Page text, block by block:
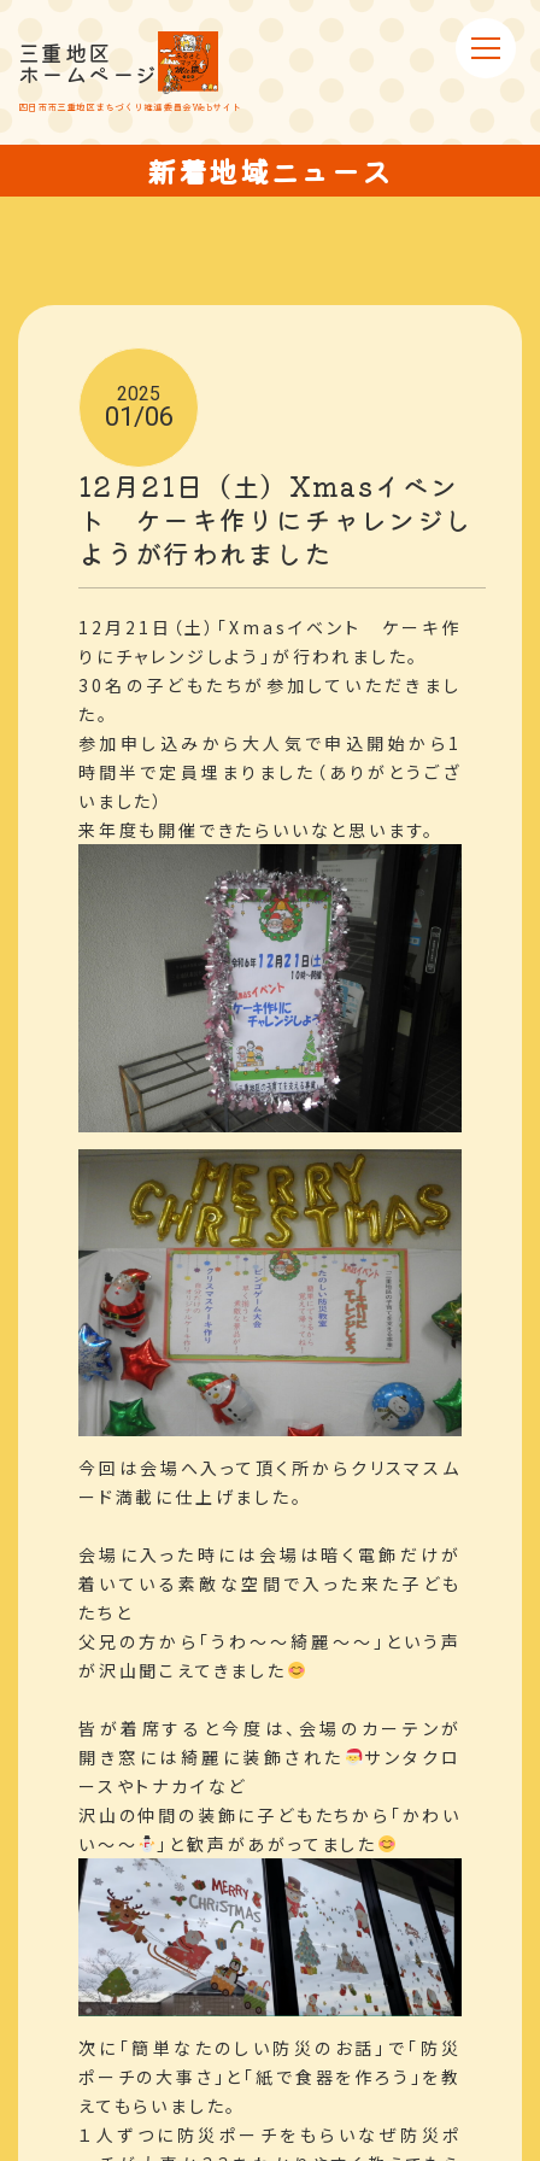
三重地区
ホームページ
四日市市三重地区まちづくり推進委員会Webサイト
新着地域ニュース
2025
01/06
12月21日（土）Xmasイベン
ト ケーキ作りにチャレンジし
ようが行われました
12月21日（土）「Xmasイベント ケーキ作
りにチャレンジしよう」が行われました。
30名の子どもたちが参加していただきまし
た。
参加申し込みから大人気で申込開始から1
時間半で定員埋まりました（ありがとうござ
いました）
来年度も開催できたらいいなと思います。
今回は会場へ入って頂く所からクリスマスム
ード満載に仕上げました。
会場に入った時には会場は暗く電飾だけが
着いている素敵な空間で入った来た子ども
たちと
父兄の方から「うわ～～綺麗～～」という声
が沢山聞こえてきました
皆が着席すると今度は、会場のカーテンが
開き窓には綺麗に装飾された
サンタクロ
ースやトナカイなど
沢山の仲間の装飾に子どもたちから「かわい
い～～
」と歓声があがってました
次に「簡単なたのしい防災のお話」で「防災
ポーチの大事さ」と「紙で食器を作ろう」を教
えてもらいました。
１人ずつに防災ポーチをもらいなぜ防災ポ